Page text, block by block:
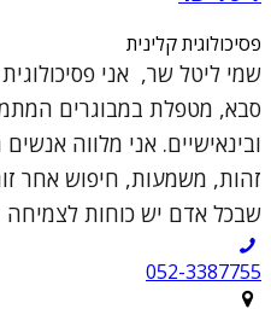
פסיכולוגית קלינית
שמי ליטל שר, אני
סבא, מטפלת במבוגרים
ובינאישיים. אני מלווה
זהות, משמעות, חיפוש אחר
שבכל אדם יש כוחות לצמיחה
052-3387755